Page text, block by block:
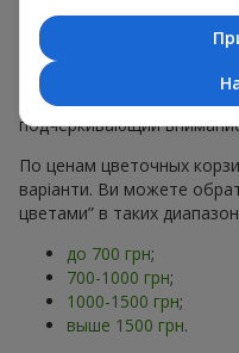
Минималистичные
акцент на цвет или
Есть также
VIP-
особых случаев. Каждое
подчёркивающий
По ценам цветочных
варіанти. Ви можете
цветами” в таких
до 700 грн;
700-1000 грн;
1000-1500 грн;
выше 1500 грн.